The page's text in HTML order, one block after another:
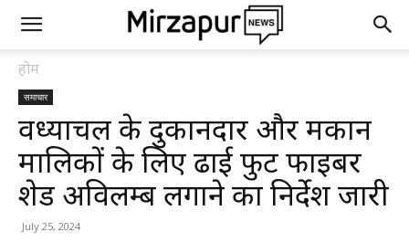
होम
समाचार
विंध्याचल के दुकानदार और मकान
मालिकों के लिए ढाई फुट फाइबर
शेड अविलम्ब लगाने का निर्देश जारी
July 25, 2024